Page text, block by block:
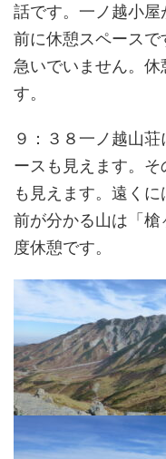
話です。一ノ越小
前に休憩スペース
急いでいません。
す。
９：３８一ノ越山
ースも見えます。
も見えます。遠く
前が分かる山は「
度休憩です。